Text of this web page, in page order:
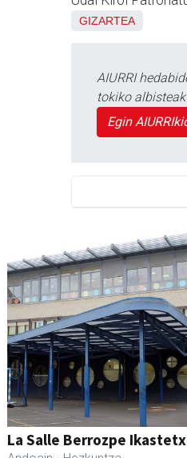
GIZARTEA
AIURRI
tokiko
Egin
La Salle Berrozpe